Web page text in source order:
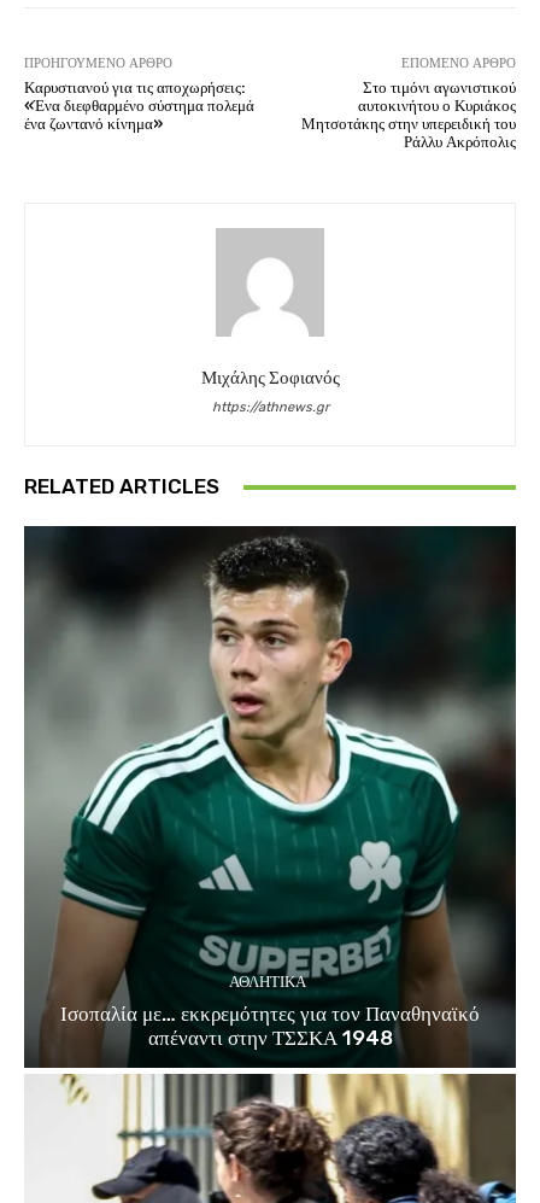
ΠΡΟΗΓΟΎΜΕΝΟ ΆΡΘΡΟ
Καρυστιανού για τις αποχωρήσεις:
«Ένα διεφθαρμένο σύστημα πολεμά
ένα ζωντανό κίνημα»
ΕΠΌΜΕΝΟ ΆΡΘΡΟ
Στο τιμόνι αγωνιστικού
αυτοκινήτου ο Κυριάκος
Μητσοτάκης στην υπερειδική του
Ράλλυ Ακρόπολις
Μιχάλης Σοφιανός
https://athnews.gr
RELATED ARTICLES
ΑΘΛΗΤΙΚΑ
Ισοπαλία με… εκκρεμότητες για τον Παναθηναϊκό
απέναντι στην ΤΣΣΚΑ 1948